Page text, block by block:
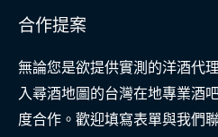
合作提案
無論您是欲提供實測的洋酒代
入尋酒地圖的台灣在地專業酒
度合作。歡迎填寫表單與我們